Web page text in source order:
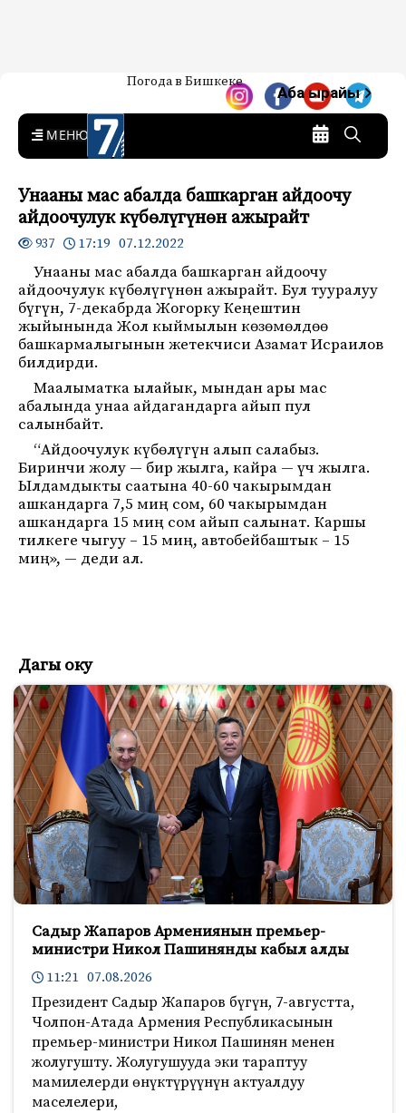
7-канал. Жаңылыктар —
Кыргызстан
Жаңылыктар — Кыргызстан
Погода в Бишкеке
Аба ырайы
MENU
Унааны мас абалда башкарган айдоочу
айдоочулук күбөлүгүнөн ажырайт
937 17:19 07.12.2022
Унааны мас абалда башкарган айдоочу
айдоочулук күбөлүгүнөн ажырайт. Бул тууралуу
бүгүн, 7-декабрда Жогорку Кеңештин
жыйынында Жол кыймылын көзөмөлдөө
башкармалыгынын жетекчиси Азамат Исраилов
билдирди.
Маалыматка ылайык, мындан ары мас
абалында унаа айдагандарга айып пул
салынбайт.
“Айдоочулук күбөлүгүн алып салабыз.
Биринчи жолу — бир жылга, кайра — үч жылга.
Ылдамдыкты саатына 40-60 чакырымдан
ашкандарга 7,5 миң сом, 60 чакырымдан
ашкандарга 15 миң сом айып салынат. Каршы
тилкеге чыгуу – 15 миң, автобейбаштык – 15
миң», — деди ал.
Дагы оку
Садыр Жапаров Армениянын премьер-
министри Никол Пашинянды кабыл алды
11:21 07.08.2026
Президент Садыр Жапаров бүгүн, 7-августта,
Чолпон-Атада Армения Республикасынын
премьер-министри Никол Пашинян менен
жолугушту. Жолугушууда эки тараптуу
мамилелерди өнүктүрүүнүн актуалдуу
маселелери,